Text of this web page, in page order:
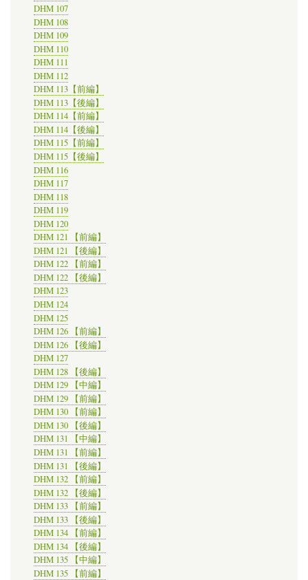
DHM 107
DHM 108
DHM 109
DHM 110
DHM 111
DHM 112
DHM 113【前編】
DHM 113【後編】
DHM 114【前編】
DHM 114【後編】
DHM 115【前編】
DHM 115【後編】
DHM 116
DHM 117
DHM 118
DHM 119
DHM 120
DHM 121 【前編】
DHM 121 【後編】
DHM 122 【前編】
DHM 122 【後編】
DHM 123
DHM 124
DHM 125
DHM 126 【前編】
DHM 126 【後編】
DHM 127
DHM 128 【後編】
DHM 129 【中編】
DHM 129 【前編】
DHM 130 【前編】
DHM 130 【後編】
DHM 131 【中編】
DHM 131 【前編】
DHM 131 【後編】
DHM 132 【前編】
DHM 132 【後編】
DHM 133 【前編】
DHM 133 【後編】
DHM 134 【前編】
DHM 134 【後編】
DHM 135 【中編】
DHM 135 【前編】